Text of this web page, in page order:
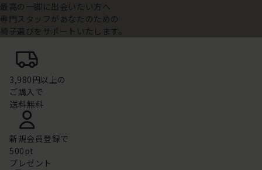
最高の一脚に出会いたい方へ
専門スタッフがあなたのための
椅子選びをサポートいたします。
3,980円以上の
ご購入で
送料無料
新規会員登録で
500pt
プレゼント